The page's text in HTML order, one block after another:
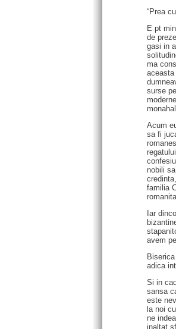
“Prea
E pt
de
gasi in
ma
aceasta
surse
Acum
sa fi
nobili
familia
Iar
avem
adica
Si in
sansa
este
la noi
ne
inaltat